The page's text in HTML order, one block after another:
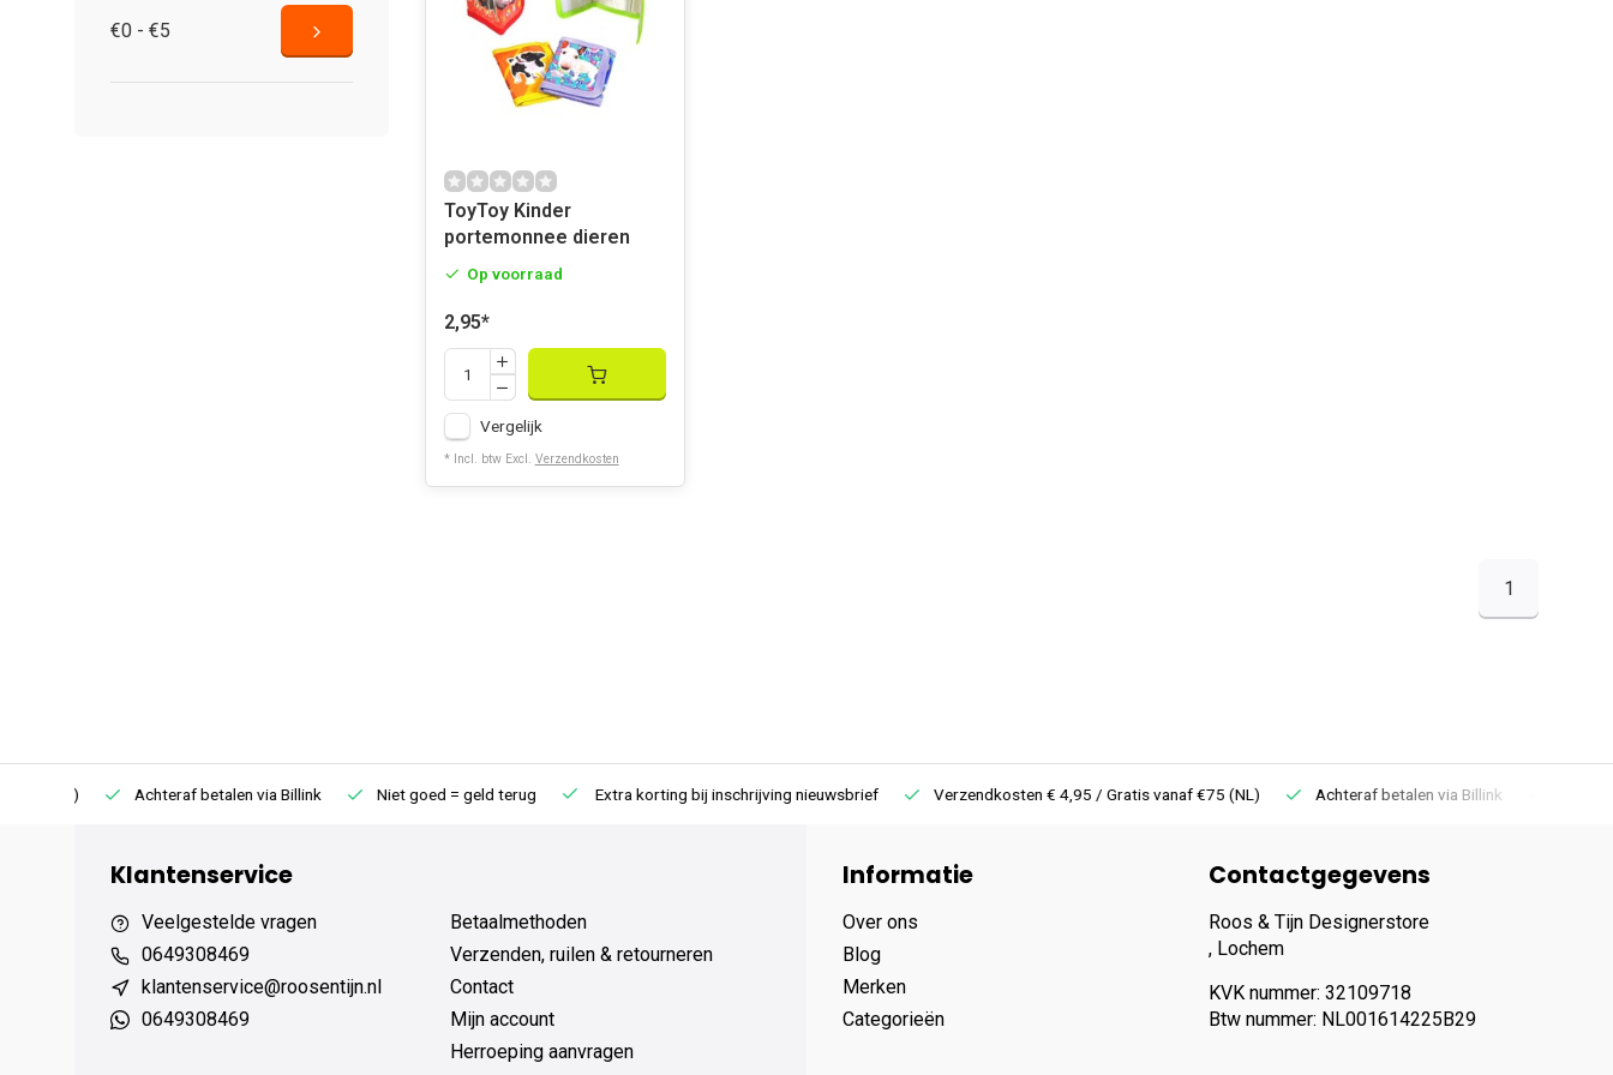
€0 - €5
ToyToy Kinder
portemonnee dieren
Op voorraad
2,95*
Vergelijk
* Incl. btw Excl. Verzendkosten
1
Achteraf betalen via Billink Niet goed = geld terug Extra korting bij inschrijving nieuwsbrief Verzendkosten € 4,95 / Gratis vanaf €75 (NL) Achteraf betalen via Billink
Klantenservice
Veelgestelde vragen
0649308469
klantenservice@roosentijn.nl
0649308469
Betaalmethoden
Verzenden, ruilen & retourneren
Contact
Mijn account
Herroeping aanvragen
Informatie
Over ons
Blog
Merken
Categorieën
Contactgegevens
Roos & Tijn Designerstore
, Lochem
KVK nummer: 32109718
Btw nummer: NL001614225B29